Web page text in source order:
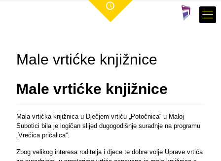
Male vrtićke knjižnice
Male vrtićke knjižnice
Mala vrtićka knjižnica u Dječjem vrtiću „Potočnica“ u Maloj
Subotici bila je logičan slijed dugogodišnje suradnje na programu
„Vrećica pričalica“.
Zbog velikog interesa roditelja i djece te dobre volje Uprave vrtića